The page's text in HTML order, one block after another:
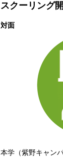
スクーリング
対面
本学（紫野キャン